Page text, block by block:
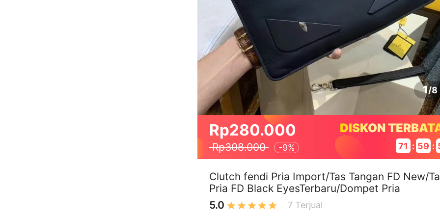
1/8
Rp280.000
Rp308.000 -9%
DISKON
71 : 59 :
Clutch fendi Pria Import/Tas Tangan FD New/
Pria FD Black EyesTerbaru/Dompet Pria
5.0
7 Terjual